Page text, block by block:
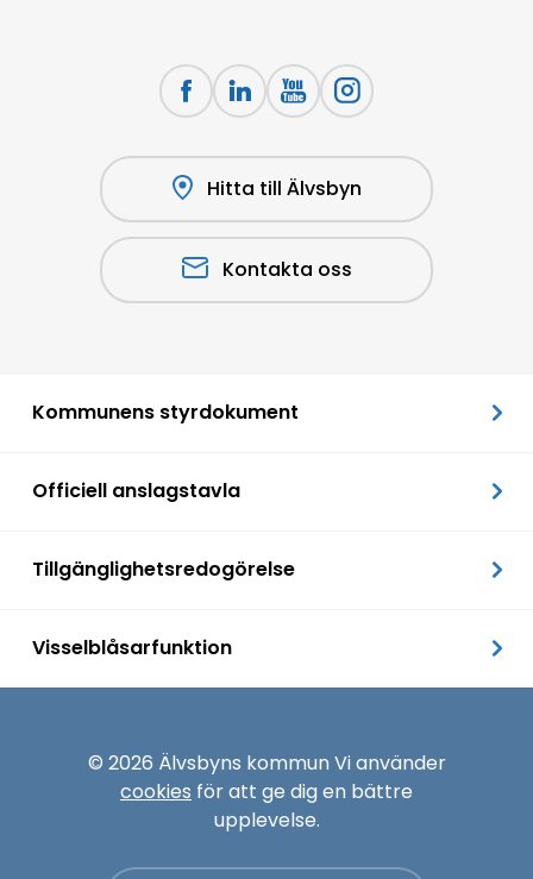
Hitta till Älvsbyn
Kontakta oss
Kommunens styrdokument
Officiell anslagstavla
Tillgänglighetsredogörelse
Visselblåsarfunktion
© 2026 Älvsbyns kommun Vi använder
cookies för att ge dig en bättre
upplevelse.